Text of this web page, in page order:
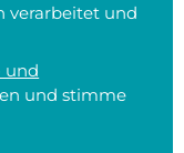
verarbeitet und
und
und stimme